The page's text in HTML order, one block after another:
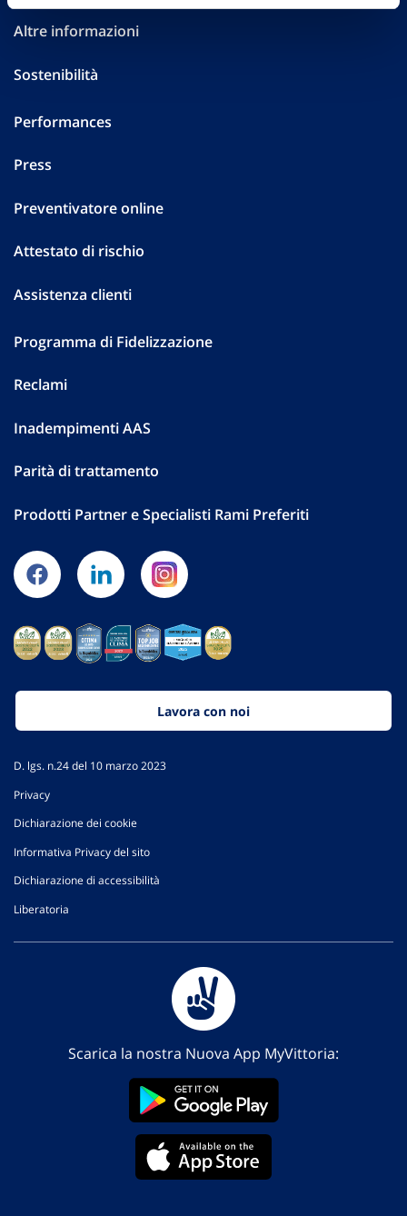
Altre informazioni
Sostenibilità
Performances
Press
Preventivatore online
Attestato di rischio
Assistenza clienti
Programma di Fidelizzazione
Reclami
Inadempimenti AAS
Parità di trattamento
Prodotti Partner e Specialisti Rami Preferiti
Lavora con noi
D. lgs. n.24 del 10 marzo 2023
Privacy
Dichiarazione dei cookie
Informativa Privacy del sito
Dichiarazione di accessibilità
Liberatoria
Scarica la nostra Nuova App MyVittoria: